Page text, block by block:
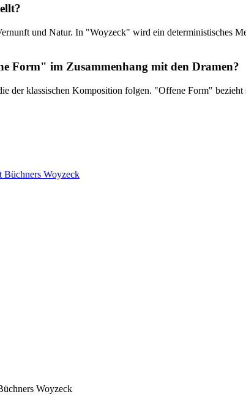
und Natur. In "Woyzeck" wird ein deterministisches
Form" im Zusammenhang mit den Dramen?
der klassischen Komposition folgen. "Offene Form"
Woyzeck